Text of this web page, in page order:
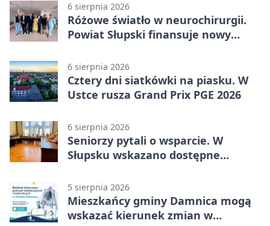
6 sierpnia 2026
Różowe światło w neurochirurgii.
Powiat Słupski finansuje nowy
6 sierpnia 2026
Cztery dni siatkówki na piasku. W
Ustce rusza Grand Prix PGE 2026
6 sierpnia 2026
Seniorzy pytali o wsparcie. W
Słupsku wskazano dostępne
5 sierpnia 2026
Mieszkańcy gminy Damnica mogą
wskazać kierunek zmian w